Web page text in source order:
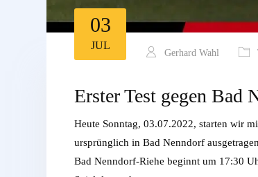
03
JUL
Gerhard Wahl
Erster Test gegen Bad
Heute Sonntag, 03.07.2022, starten wir
ursprünglich in Bad Nenndorf
Bad Nenndorf-Riehe beginnt um 17:30